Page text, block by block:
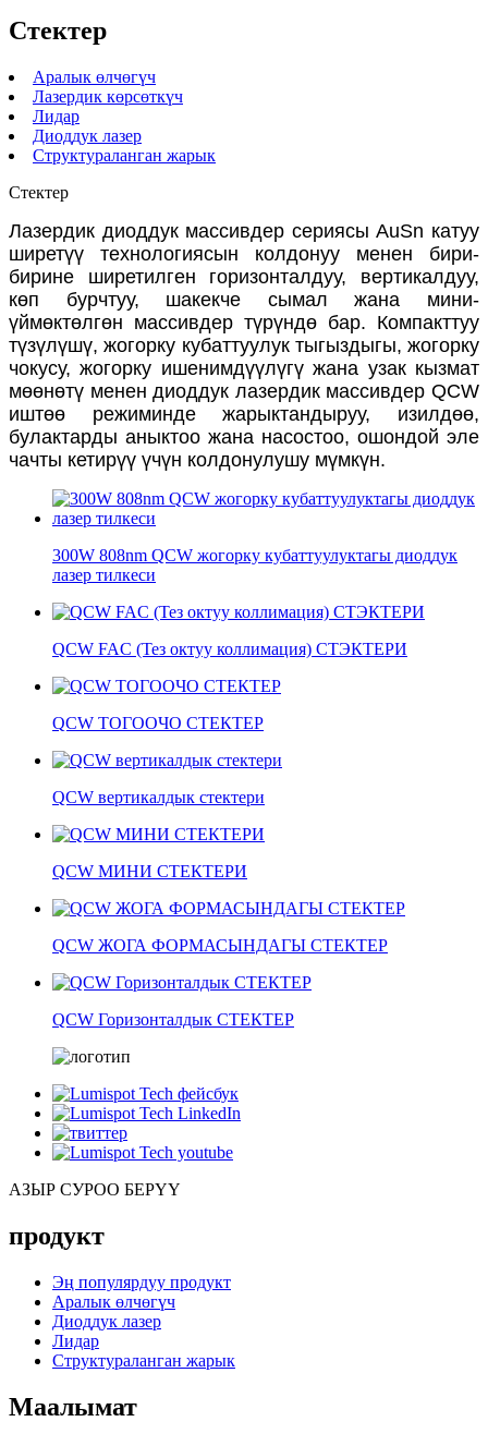
Стектер
Аралык өлчөгүч
Лазердик көрсөткүч
Лидар
Диоддук лазер
Структураланган жарык
Стектер
Лазердик диоддук массивдер сериясы AuSn катуу
ширетүү технологиясын колдонуу менен бири-
бирине ширетилген горизонталдуу, вертикалдуу,
көп бурчтуу, шакекче сымал жана мини-
үймөктөлгөн массивдер түрүндө бар. Компакттуу
түзүлүшү, жогорку кубаттуулук тыгыздыгы, жогорку
чокусу, жогорку ишенимдүүлүгү жана узак кызмат
мөөнөтү менен диоддук лазердик массивдер QCW
иштөө режиминде жарыктандыруу, изилдөө,
булактарды аныктоо жана насостоо, ошондой эле
чачты кетирүү үчүн колдонулушу мүмкүн.
300W 808nm QCW жогорку кубаттуулуктагы диоддук
лазер тилкеси
QCW FAC (Тез октуу коллимация) СТЭКТЕРИ
QCW ТОГООЧО СТЕКТЕР
QCW вертикалдык стектери
QCW МИНИ СТЕКТЕРИ
QCW ЖОГА ФОРМАСЫНДАГЫ СТЕКТЕР
QCW Горизонталдык СТЕКТЕР
АЗЫР СУРОО БЕРҮҮ
продукт
Эң популярдуу продукт
Аралык өлчөгүч
Диоддук лазер
Лидар
Структураланган жарык
Маалымат